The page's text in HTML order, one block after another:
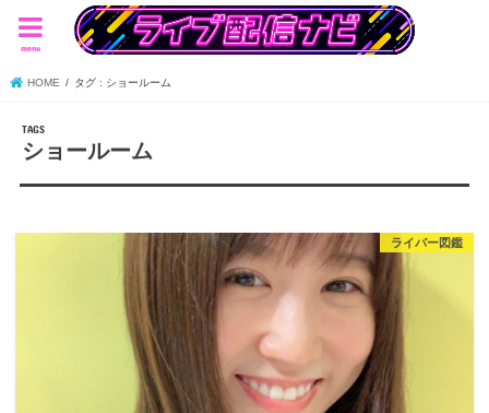
menu
HOME タグ : ショールーム
ショールーム
ライバー図鑑